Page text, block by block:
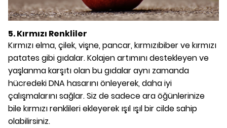
5. Kırmızı Renkliler
Kırmızı elma, çilek, vişne, pancar, kırmızıbiber ve kırmızı
patates gibi gıdalar. Kolajen artımını destekleyen ve
yaşlanma karşıtı olan bu gıdalar aynı zamanda
hücredeki DNA hasarını önleyerek, daha iyi
çalışmalarını sağlar. Siz de sadece ara öğünlerinize
bile kırmızı renklileri ekleyerek ışıl ışıl bir cilde sahip
olabilirsiniz.